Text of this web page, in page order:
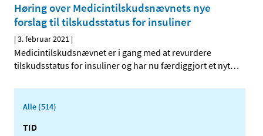
Høring over Medicintilskudsnævnets nye
forslag til tilskudsstatus for insuliner
|3. februar 2021 |
Medicintilskudsnævnet er i gang med at revurdere
tilskudsstatus for insuliner og har nu færdiggjort et nyt…
Alle (514)
TID